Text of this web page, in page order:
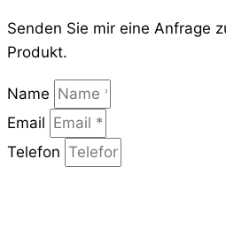
Senden Sie mir eine Anfrage
Produkt.
Name
Email
Telefon